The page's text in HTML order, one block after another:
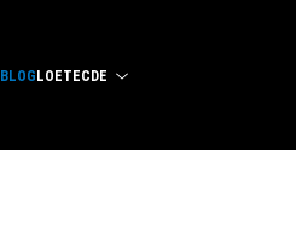
BLOGLOETECDE